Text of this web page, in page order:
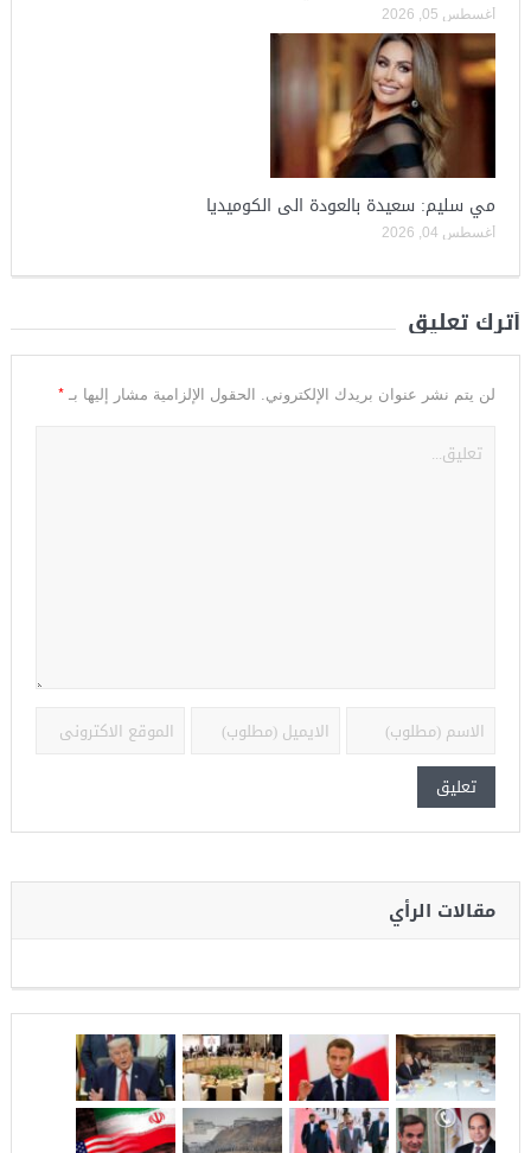
أغسطس 05, 2026
مي سليم: سعيدة بالعودة الى الكوميديا
أغسطس 04, 2026
أترك تعليق
لن يتم نشر عنوان بريدك الإلكتروني. الحقول الإلزامية مشار إليها بـ *
مقالات الرأي